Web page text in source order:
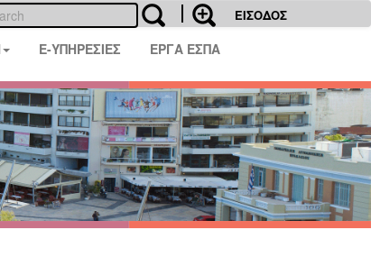
ΕΙΣΟΔΟΣ
E-ΥΠΗΡΕΣΙΕΣ ΕΡΓΑ ΕΣΠΑ